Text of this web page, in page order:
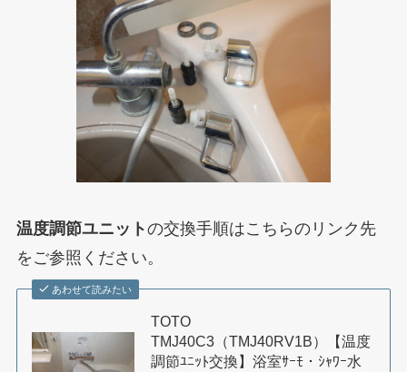
温度調節ユニットの交換手順はこちらのリンク先
をご参照ください。
あわせて読みたい
TOTO
TMJ40C3（TMJ40RV1B）【温度
調節ﾕﾆｯﾄ交換】浴室ｻｰﾓ・ｼｬﾜｰ水